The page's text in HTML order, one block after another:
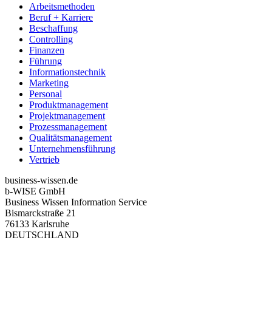
Arbeitsmethoden
Beruf + Karriere
Beschaffung
Controlling
Finanzen
Führung
Informationstechnik
Marketing
Personal
Produktmanagement
Projektmanagement
Prozessmanagement
Qualitätsmanagement
Unternehmensführung
Vertrieb
business-wissen.de
b-WISE GmbH
Business Wissen Information Service
Bismarckstraße 21
76133 Karlsruhe
DEUTSCHLAND